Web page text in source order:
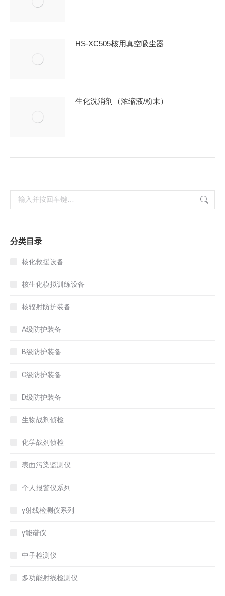
HS-XC505核用真空吸尘器
生化洗消剂（浓缩液/粉末）
索：
分类目录
核化救援设备
核生化模拟训练设备
核辐射防护装备
A级防护装备
B级防护装备
C级防护装备
D级防护装备
生物战剂侦检
化学战剂侦检
表面污染监测仪
个人报警仪系列
γ射线检测仪系列
γ能谱仪
中子检测仪
多功能射线检测仪